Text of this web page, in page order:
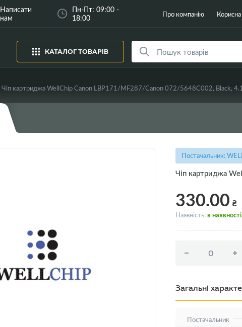
Написати
нам
Пн-Пт: 09:00 -
18:00
Про компанію
КАТАЛОГ ТОВАРІВ
Чіп картриджа WellChip Canon LBP171/MF287/Canon 072/5648C002, Black,
Постачальник:
Чіп картриджа
330.00 ₴
Наявність:в наявності
Загальні
Постачальник